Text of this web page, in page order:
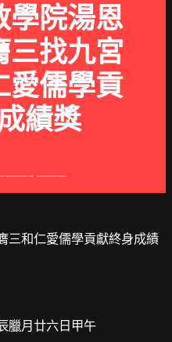
學院湯恩
三找九宮
愛儒學貢
績獎
三和仁愛儒學貢獻終身成績
臘月廿六日甲午